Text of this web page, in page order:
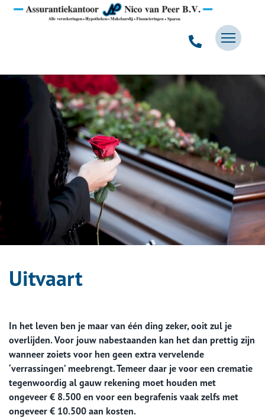
Uitvaart
In het leven ben je maar van één ding zeker, ooit zul je
overlijden. Voor jouw nabestaanden kan het dan prettig zijn
wanneer zoiets voor hen geen extra vervelende
‘verrassingen’ meebrengt. Temeer daar je voor een crematie
tegenwoordig al gauw rekening moet houden met
ongeveer € 8.500 en voor een begrafenis vaak zelfs met
ongeveer € 10.500 aan kosten.